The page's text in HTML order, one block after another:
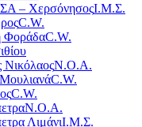
– ΧερσόνησοςΙ.Μ.Σ.
C.W.
ΦοράδαC.W.
ΝικόλαοςΝ.Ο.Α.
C.W.
C.W.
Ν.Ο.Α.
ΛιμάνιΙ.Μ.Σ.